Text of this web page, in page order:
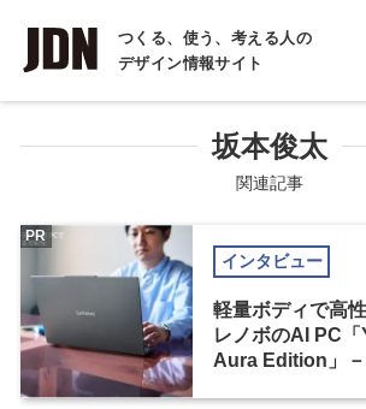
つくる、使う、考える人の
デザイン情報サイト
INTERVIEW
インタビュー
COLUMN
コラム
坂本俊太
関連記事
インタビュー
軽量ボディで高
レノボのAI PC
Aura Edition」
PR